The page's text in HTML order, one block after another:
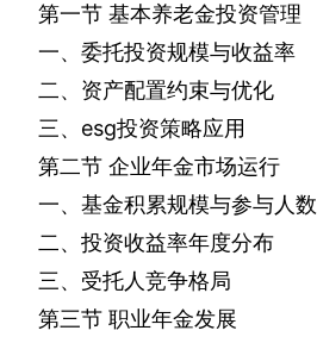
第一节 基本养老金投资管理
一、委托投资规模与收益率
二、资产配置约束与优化
三、 esg投资策略应用
第二节 企业年金市场运行
一、基金积累规模与参与人数
二、投资收益率年度分布
三、受托人竞争格局
第三节 职业年金发展